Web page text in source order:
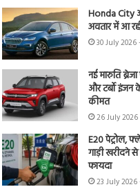
Honda City
अवतार में आ
30 July 2026
नई मारुति
और टर्बो इंजन
कीमत
26 July 2026
E20 पेट्रोल,
गाड़ी खरीदने
फायदा
23 July 2026